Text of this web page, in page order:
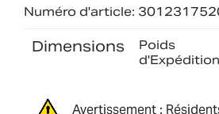
Numéro d'article:
Dimensions
Poids
d'Expédition
Avertissement :